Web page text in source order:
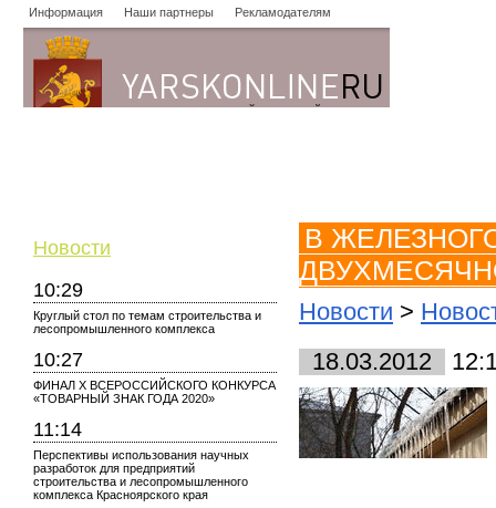
Информация Наши партнеры Рекламодателям
Новости
10:29
Круглый стол по темам строительства и
лесопромышленного комплекса
10:27
ФИНАЛ X ВСЕРОССИЙСКОГО КОНКУРСА
«ТОВАРНЫЙ ЗНАК ГОДА 2020»
11:14
Перспективы использования научных
разработок для предприятий
строительства и лесопромышленного
комплекса Красноярского края
В
Новости >
18.03.2012